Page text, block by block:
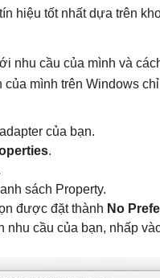
hiệu tốt nhất dựa trên
nhu cầu của mình và
mình trên Windows
của bạn.
.
sách Property.
được đặt thành No
nhu cầu của bạn, nhấp